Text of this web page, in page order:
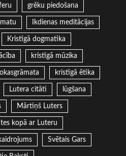
grēku piedošana
Ikdienas meditācijas
Kristīgā dogmatika
kristīgā mūzika
kristīgā ētika
Lutera citāti lūgšana
Mārtiņš Luters
kopā ar Luteru
Svētais Gars